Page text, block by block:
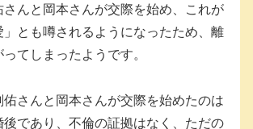
さんと岡本さんが交際を始め、これが
とも噂されるようになったため、離
てしまったようです。
さんと岡本さんが交際を始めたのは
後であり、不倫の証拠はなく、ただの